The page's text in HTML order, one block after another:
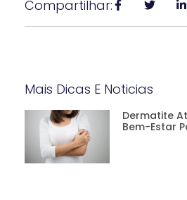
Compartilhar:
Mais Dicas E Noticias
Dermatite
Bem-Estar